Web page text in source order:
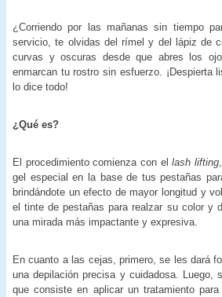
¿Corriendo por las mañanas sin tiempo
servicio, te olvidas del rímel y del lápiz de
curvas y oscuras desde que abres los
enmarcan tu rostro sin esfuerzo. ¡Despierta
lo dice todo!
¿Qué es?
El procedimiento comienza con el lash lifting
gel especial en la base de tus pestañas
brindándote un efecto de mayor longitud y
el tinte de pestañas para realzar su color y
una mirada más impactante y expresiva.
En cuanto a las cejas, primero, se les dará
una depilación precisa y cuidadosa. Luego,
que consiste en aplicar un tratamiento